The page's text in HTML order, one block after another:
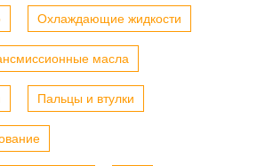
Охлаждающие жидкости
масла
Пальцы и втулки